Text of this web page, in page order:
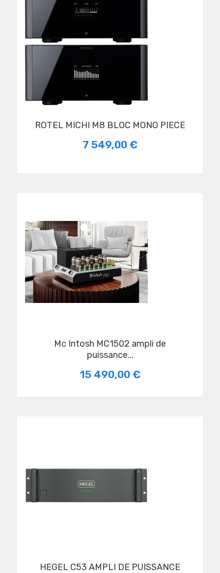
ROTEL MICHI M8 BLOC MONO PIECE
7 549,00 €
Mc Intosh MC1502 ampli de
puissance...
15 490,00 €
HEGEL C53 AMPLI DE PUISSANCE